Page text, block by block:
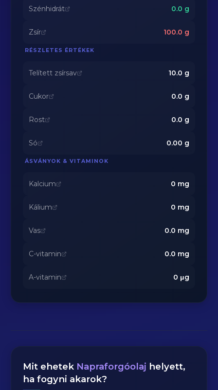
Szénhidrát 0.0 g
Zsír 100.0 g
RÉSZLETES ÉRTÉKEK
Telített zsírsav 10.0 g
Cukor 0.0 g
Rost 0.0 g
Só 0.00 g
ÁSVÁNYOK & VITAMINOK
Kalcium 0 mg
Kálium 0 mg
Vas 0.0 mg
C-vitamin 0.0 mg
A-vitamin 0 μg
Mit ehetek Napraforgóolaj helyett,
ha fogyni akarok?